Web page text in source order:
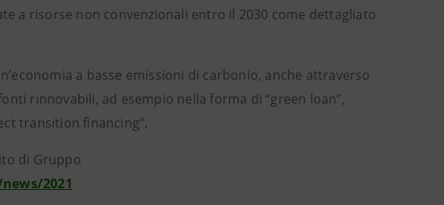
a risorse non convenzionali entro il 2030 come dettagliato
a basse emissioni di carbonio, anche attraverso
rinnovabili, ad esempio nella forma di “green loan”,
transition financing”.
di Gruppo
2021